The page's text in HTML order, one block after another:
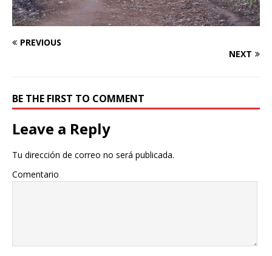
PREVIOUS
NEXT
BE THE FIRST TO COMMENT
Leave a Reply
Tu dirección de correo no será publicada.
Comentario